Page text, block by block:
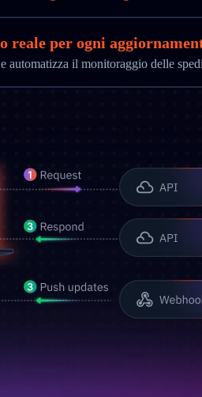
reale per ogni
automatizza il monitoraggio delle